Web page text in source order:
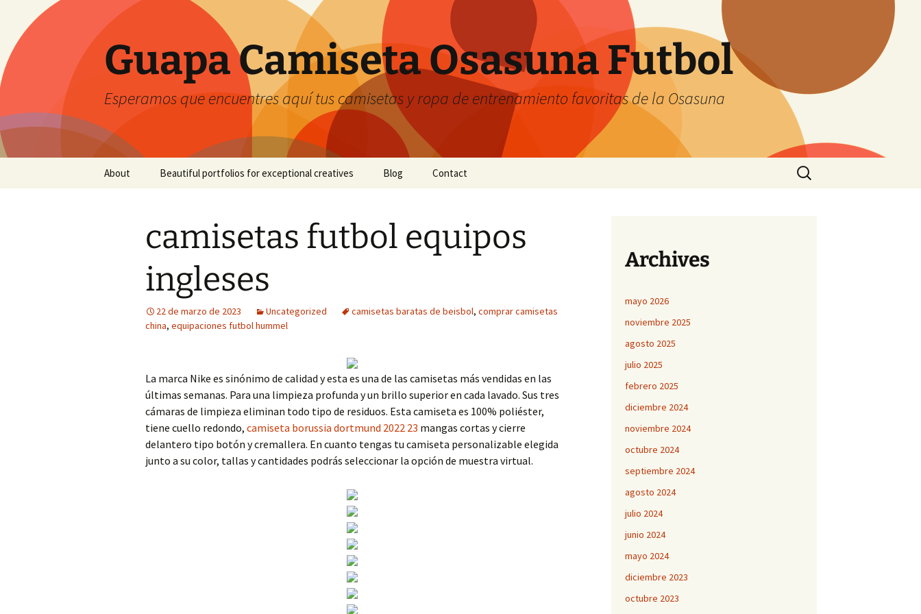
Guapa Camiseta Osasuna Futbol
Esperamos que encuentres aquí tus camisetas y ropa de entrenamiento favoritas de la Osasuna
About Beautiful portfolios for exceptional creatives Blog Contact
Buscar:
camisetas futbol equipos
ingleses
22 de marzo de 2023 Uncategorized camisetas baratas de beisbol, comprar camisetas
china, equipaciones futbol hummel
La marca Nike es sinónimo de calidad y esta es una de las camisetas más vendidas en las
últimas semanas. Para una limpieza profunda y un brillo superior en cada lavado. Sus tres
cámaras de limpieza eliminan todo tipo de residuos. Esta camiseta es 100% poliéster,
tiene cuello redondo, camiseta borussia dortmund 2022 23 mangas cortas y cierre
delantero tipo botón y cremallera. En cuanto tengas tu camiseta personalizable elegida
junto a su color, tallas y cantidades podrás seleccionar la opción de muestra virtual.
Archives
mayo 2026
noviembre 2025
agosto 2025
julio 2025
febrero 2025
diciembre 2024
noviembre 2024
octubre 2024
septiembre 2024
agosto 2024
julio 2024
junio 2024
mayo 2024
diciembre 2023
octubre 2023